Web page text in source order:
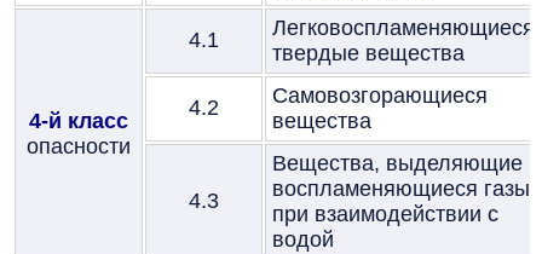
4-й класс
опасности
4.1
Легковоспламеняющиеся
твердые вещества
4.2
Самовозгорающиеся
вещества
4.3
Вещества, выделяющие
воспламеняющиеся газы
при взаимодействии с
водой